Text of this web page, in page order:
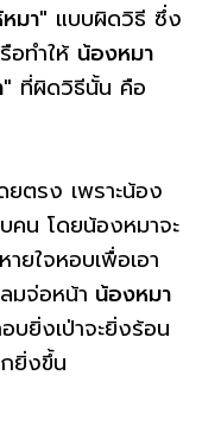
มา" แบบผิดวิธี ซึ่ง
อทำให้ น้องหมา
ที่ผิดวิธีนั้น คือ
ยตรง เพราะน้อง
คน โดยน้องหมาจะ
ยใจหอบเพื่อเอา
มจ่อหน้า น้องหมา
บยิ่งเป่าจะยิ่งร้อน
ยิ่งขึ้น